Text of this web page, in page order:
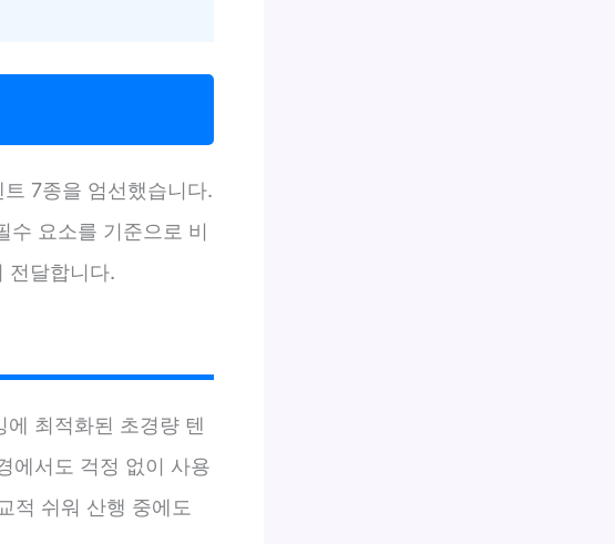
7종을 엄선했습니다.
수 요소를 기준으로 비
전달합니다.
최적화된 초경량 텐
에서도 걱정 없이 사용
적 쉬워 산행 중에도